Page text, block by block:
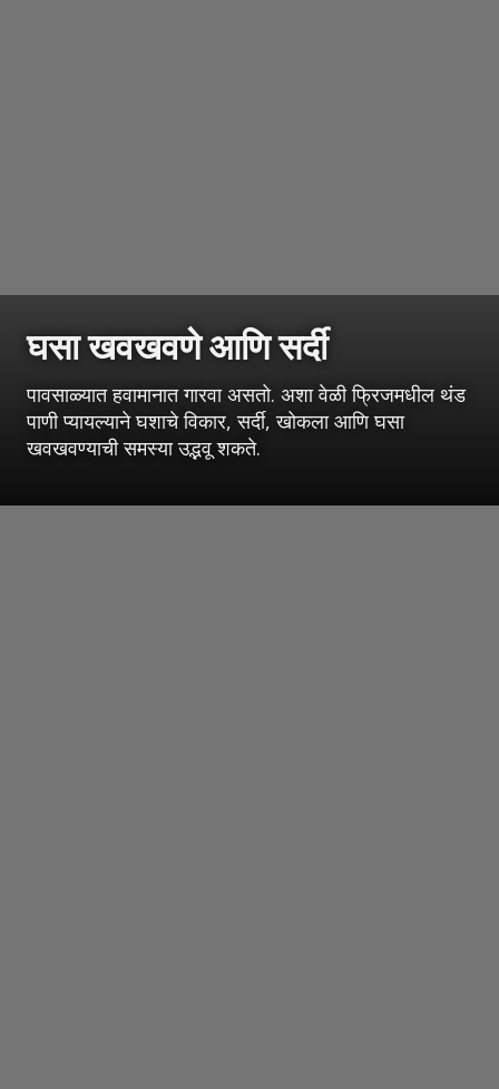
घसा खवखवणे आणि सर्दी
पावसाळ्यात हवामानात गारवा असतो. अशा वेळी फ्रिजमधील थंड
पाणी प्यायल्याने घशाचे विकार, सर्दी, खोकला आणि घसा
खवखवण्याची समस्या उद्भवू शकते.